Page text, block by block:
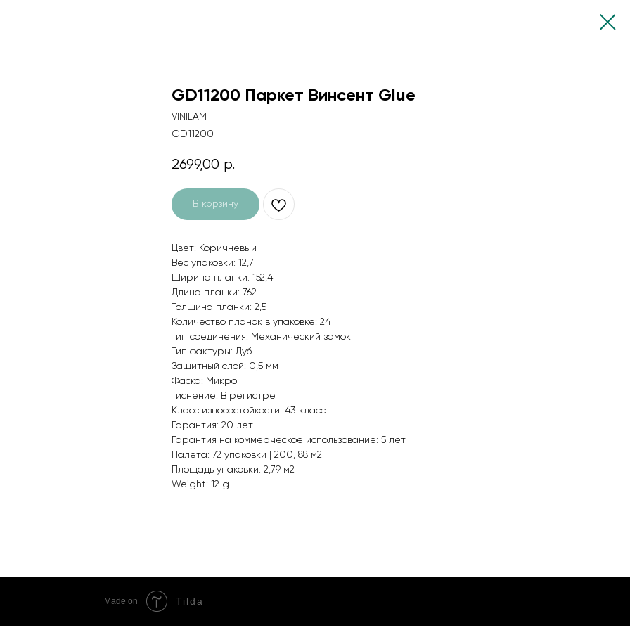
GD11200 Паркет Винсент Glue
VINILAM
GD11200
2699,00 р.
В корзину
Цвет: Коричневый
Вес упаковки: 12,7
Ширина планки: 152,4
Длина планки: 762
Толщина планки: 2,5
Количество планок в упаковке: 24
Тип соединения: Механический замок
Тип фактуры: Дуб
Защитный слой: 0,5 мм
Фаска: Микро
Тиснение: В регистре
Класс износостойкости: 43 класс
Гарантия: 20 лет
Гарантия на коммерческое использование: 5 лет
Палета: 72 упаковки | 200, 88 м2
Площадь упаковки: 2,79 м2
Weight: 12 g
Made on Tilda